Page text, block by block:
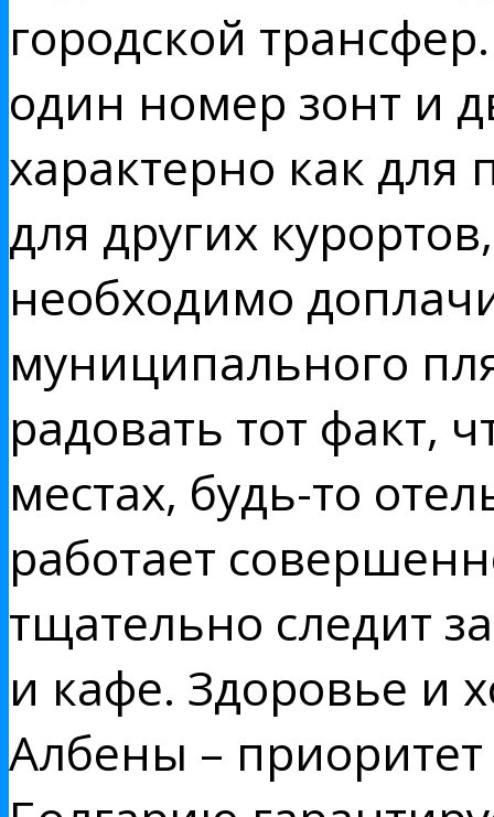
городской
один номер зонт и
характерно как для
для других
необходимо
муниципального
радовать тот факт,
местах, будь-то
работает
тщательно следит
и кафе. Здоровье и
Албены –